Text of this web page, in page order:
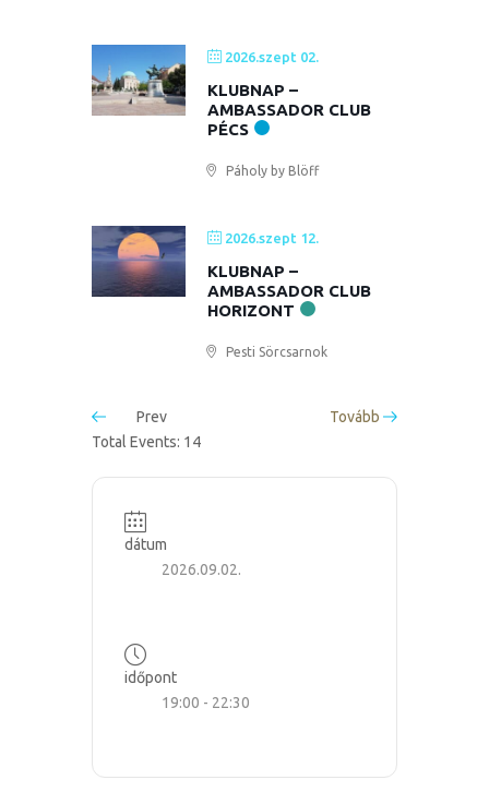
2026.szept 02.
KLUBNAP –
AMBASSADOR CLUB
PÉCS
Páholy by Blöff
2026.szept 12.
KLUBNAP –
AMBASSADOR CLUB
HORIZONT
Pesti Sörcsarnok
Prev
Tovább
Total Events: 14
dátum
2026.09.02.
időpont
19:00 - 22:30